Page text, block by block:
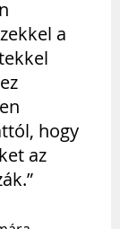
a
hogy
az